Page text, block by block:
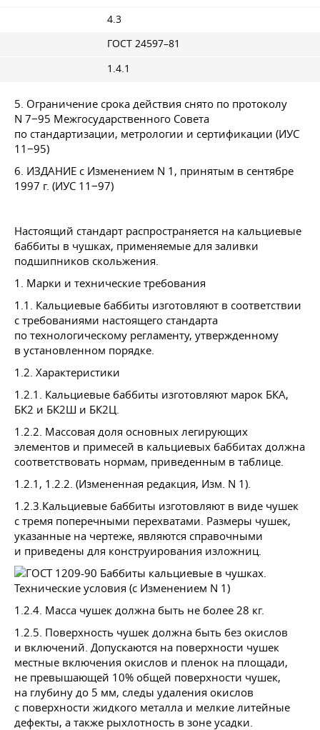
4.3
ГОСТ 24597–81
1.4.1
5. Ограничение срока действия снято по протоколу
N 7−95 Межгосударственного Совета
по стандартизации, метрологии и сертификации (ИУС
11−95)
6. ИЗДАНИЕ с Изменением N 1, принятым в сентябре
1997 г. (ИУС 11−97)
Настоящий стандарт распространяется на кальциевые
баббиты в чушках, применяемые для заливки
подшипников скольжения.
1. Марки и технические требования
1.1. Кальциевые баббиты изготовляют в соответствии
с требованиями настоящего стандарта
по технологическому регламенту, утвержденному
в установленном порядке.
1.2. Характеристики
1.2.1. Кальциевые баббиты изготовляют марок БКА,
БК2 и БК2Ш и БК2Ц.
1.2.2. Массовая доля основных легирующих
элементов и примесей в кальциевых баббитах должна
соответствовать нормам, приведенным в таблице.
1.2.1, 1.2.2. (Измененная редакция, Изм. N 1).
1.2.3.Кальциевые баббиты изготовляют в виде чушек
с тремя поперечными перехватами. Размеры чушек,
указанные на чертеже, являются справочными
и приведены для конструирования изложниц.
1.2.4. Масса чушек должна быть не более 28 кг.
1.2.5. Поверхность чушек должна быть без окислов
и включений. Допускаются на поверхности чушек
местные включения окислов и пленок на площади,
не превышающей 10% общей поверхности чушек,
на глубину до 5 мм, следы удаления окислов
с поверхности жидкого металла и мелкие литейные
дефекты, а также рыхлотность в зоне усадки.